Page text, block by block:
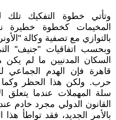
وتأتي خطوة التفكيك
المخيمات كخطوة خطيرة
بالتوازي مع تصفية وكالة
وبحسب اتفاقيات "جنيف"
السكان المدنيين ما لم
قاهرة فإن الهدم الجماعي
حرب. ولكن هذا الحظر وكما
سلة المهملات عندما يتعلق
القانون الدولي مجرد خادم
بالأمر الجديد، فقد تواطأ